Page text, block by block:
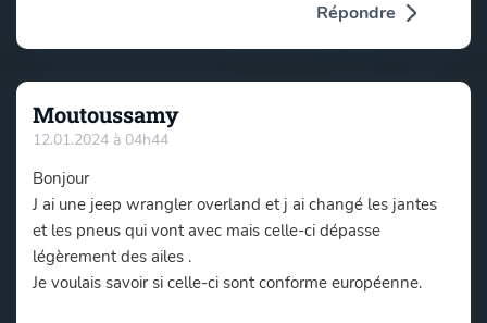
Répondre
Moutoussamy
12.01.2024 à 04h44
Bonjour
J ai une jeep wrangler overland et j ai changé les jantes
et les pneus qui vont avec mais celle-ci dépasse
légèrement des ailes .
Je voulais savoir si celle-ci sont conforme européenne.